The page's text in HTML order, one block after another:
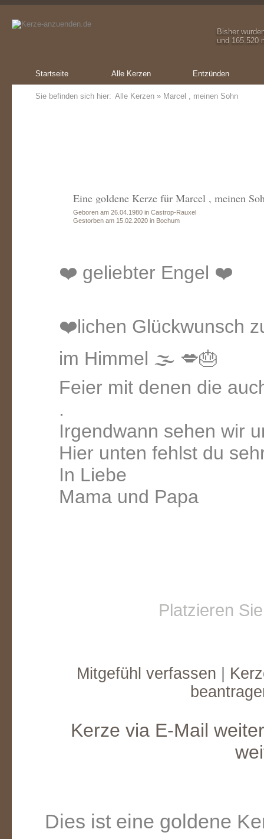
Bisher
und 165.520
Startseite Alle Kerzen Entzünden
Sie befinden sich hier: Alle Kerzen » Marcel , meinen Sohn
Eine goldene Kerze für Marcel , meinen
Geboren am 26.04.1980 in Castrop-Rauxel
Gestorben am 15.02.2020 in Bochum
❤️ geliebter Engel ❤️
❤️lichen Glückwunsch
im Himmel 🌫 💋🎂
Feier mit denen die
.
Irgendwann sehen wir
Hier unten fehlst du
In Liebe
Mama und Papa
Platzieren
Mitgefühl verfassen
Kerze via E-Mail
Dies ist eine goldene